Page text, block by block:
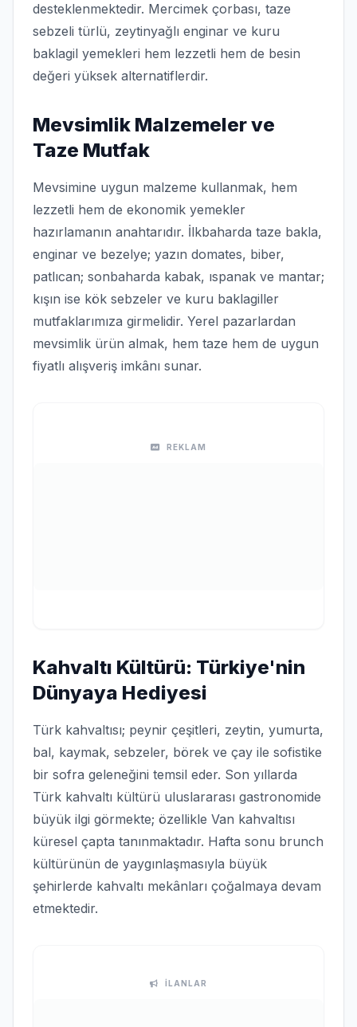
desteklenmektedir. Mercimek çorbası, taze
sebzeli türlü, zeytinyağlı enginar ve kuru
baklagil yemekleri hem lezzetli hem de besin
değeri yüksek alternatiflerdir.
Mevsimlik Malzemeler ve
Taze Mutfak
Mevsimine uygun malzeme kullanmak, hem
lezzetli hem de ekonomik yemekler
hazırlamanın anahtarıdır. İlkbaharda taze bakla,
enginar ve bezelye; yazın domates, biber,
patlıcan; sonbaharda kabak, ıspanak ve mantar;
kışın ise kök sebzeler ve kuru baklagiller
mutfaklarımıza girmelidir. Yerel pazarlardan
mevsimlik ürün almak, hem taze hem de uygun
fiyatlı alışveriş imkânı sunar.
REKLAM
Kahvaltı Kültürü: Türkiye'nin
Dünyaya Hediyesi
Türk kahvaltısı; peynir çeşitleri, zeytin, yumurta,
bal, kaymak, sebzeler, börek ve çay ile sofistike
bir sofra geleneğini temsil eder. Son yıllarda
Türk kahvaltı kültürü uluslararası gastronomide
büyük ilgi görmekte; özellikle Van kahvaltısı
küresel çapta tanınmaktadır. Hafta sonu brunch
kültürünün de yaygınlaşmasıyla büyük
şehirlerde kahvaltı mekânları çoğalmaya devam
etmektedir.
İLANLAR